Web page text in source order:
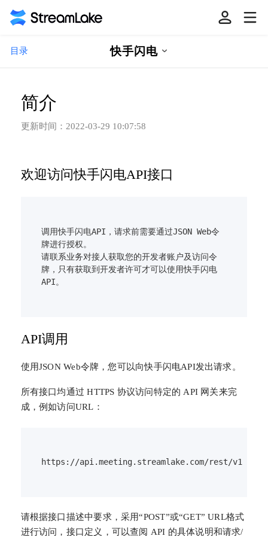
目录 快手闪电
简介
更新时间： 2022-03-29 10:07:58
欢迎访问快手闪电API接口
调用快手闪电API，请求前需要通过JSON Web令
牌进行授权。
请联系业务对接人获取您的开发者账户及访问令
牌，只有获取到开发者许可才可以使用快手闪电
API调用
使用JSON Web令牌，您可以向快手闪电API发出请求。
所有接口均通过 HTTPS 协议访问特定的 API 网关来完
成，例如访问URL：
请根据接口描述中要求，采用“POST”或“GET” URL格式
进行访问，接口定义，可以查阅 API 的具体说明和请求/